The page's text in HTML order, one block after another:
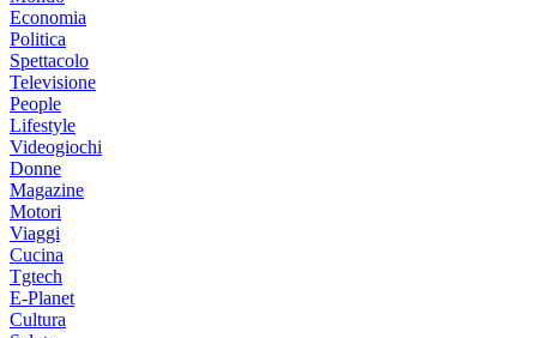
Economia
Politica
Spettacolo
Televisione
People
Lifestyle
Videogiochi
Donne
Magazine
Motori
Viaggi
Cucina
Tgtech
E-Planet
Cultura